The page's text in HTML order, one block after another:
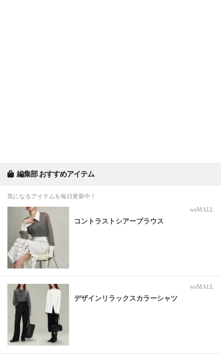
編集部 おすすめアイテム
気になるアイテムを毎日更新中！
weMALL
コントラストシアーブラウス
weMALL
デザインリラックスカラーシャツ